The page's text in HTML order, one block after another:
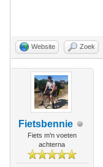
Website Zoek
Fietsbennie
Fiets m'n voeten
achterna